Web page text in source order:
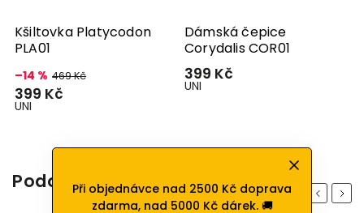
Při objednávce nad 2500 Kč doprava
zdarma, nad 5000 Kč dárek. 🚚
Kšiltovka Platycodon
PLA01
–14 % 469 Kč
399 Kč
UNI
Dámská čepice
Corydalis COR01
399 Kč
UNI
Podobné produkty Previous
Next